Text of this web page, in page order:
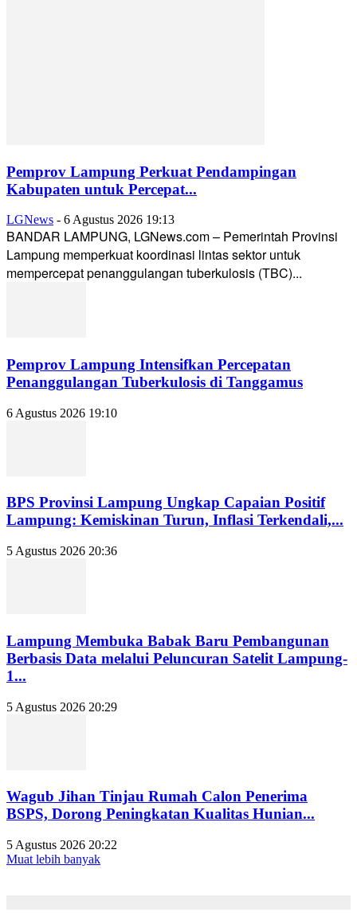
Pemprov Lampung Perkuat Pendampingan
Kabupaten untuk Percepat...
LGNews - 6 Agustus 2026 19:13
BANDAR LAMPUNG, LGNews.com – Pemerintah Provinsi
Lampung memperkuat koordinasi lintas sektor untuk
mempercepat penanggulangan tuberkulosis (TBC)...
Pemprov Lampung Intensifkan Percepatan
Penanggulangan Tuberkulosis di Tanggamus
6 Agustus 2026 19:10
BPS Provinsi Lampung Ungkap Capaian Positif
Lampung: Kemiskinan Turun, Inflasi Terkendali,...
5 Agustus 2026 20:36
Lampung Membuka Babak Baru Pembangunan
Berbasis Data melalui Peluncuran Satelit Lampung-
1...
5 Agustus 2026 20:29
Wagub Jihan Tinjau Rumah Calon Penerima
BSPS, Dorong Peningkatan Kualitas Hunian...
5 Agustus 2026 20:22
Muat lebih banyak